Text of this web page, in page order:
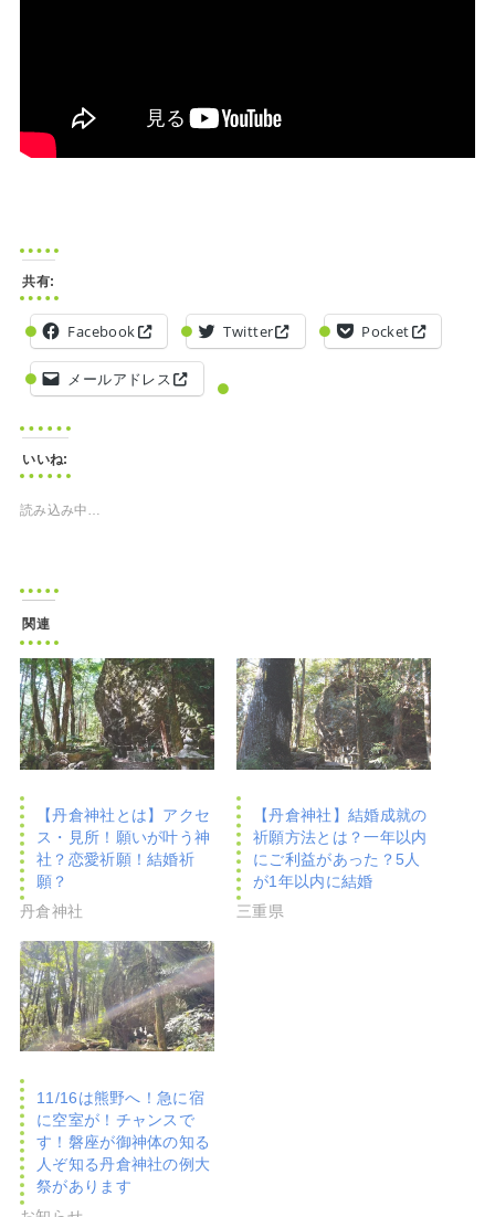
共有:
Facebook Twitter Pocket
メールアドレス
いいね:
読み込み中…
関連
【丹倉神社とは】アクセ
ス・見所！願いが叶う神
社？恋愛祈願！結婚祈
願？
丹倉神社
【丹倉神社】結婚成就の
祈願方法とは？一年以内
にご利益があった？5人
が1年以内に結婚
三重県
11/16は熊野へ！急に宿
に空室が！チャンスで
す！磐座が御神体の知る
人ぞ知る丹倉神社の例大
祭があります